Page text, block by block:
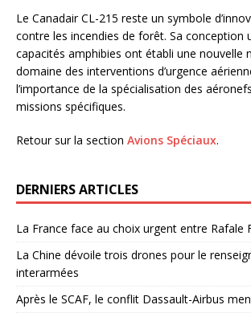
Le Canadair CL-215 reste un symbole
contre les incendies de forêt. Sa conception
capacités amphibies ont établi une nouvelle
domaine des interventions d’urgence
l’importance de la spécialisation des
missions spécifiques.
Retour sur la section Avions Spéciaux.
DERNIERS ARTICLES
La France face au choix urgent entre Rafale
La Chine dévoile trois drones pour le
interarmées
Après le SCAF, le conflit Dassault-Airbus